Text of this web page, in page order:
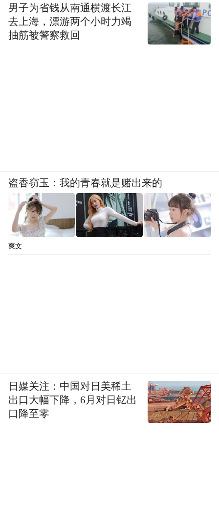
男子为省钱从南通横渡长江
去上海，漂游两个小时力竭
抽筋被警察救回
盗香窃玉：我的青春就是赌出来的
爽文
日媒关注：中国对日美稀土
出口大幅下降，6月对日钇出
口降至零